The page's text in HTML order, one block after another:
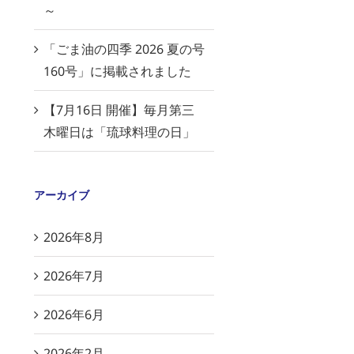
～
「ごま油の四季 2026 夏の号
160号」に掲載されました
【7月16日 開催】毎月第三
木曜日は「琉球料理の日」
アーカイブ
2026年8月
2026年7月
2026年6月